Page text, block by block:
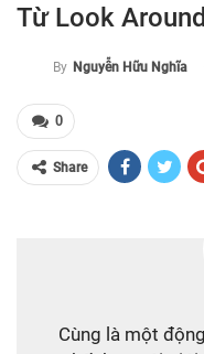
Từ Look
By Nguyễn Hữu Nghĩa
0
Share
Cùng là một